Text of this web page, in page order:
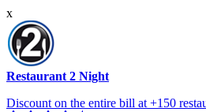
x
Restaurant 2 Night
Discount on the entire bill at +150